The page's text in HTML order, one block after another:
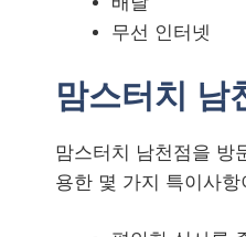
무선 인터넷
맘스터치 남
맘스터치 남천점을 방
용한 몇 가지 특이사항